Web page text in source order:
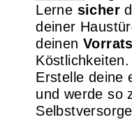
Lerne sicher
deiner
deinen
Köstlichkeiten.
Erstelle deine
und werde so